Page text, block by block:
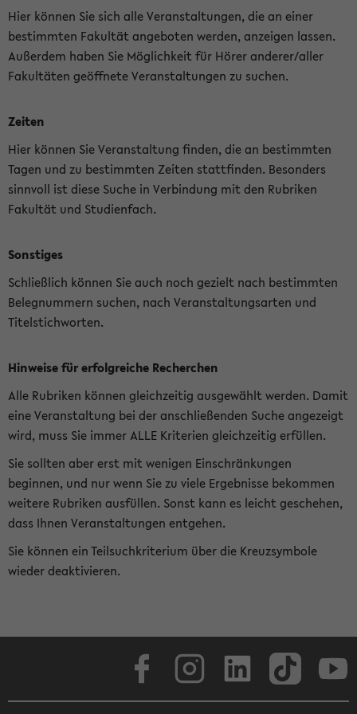
Hier können Sie sich alle Veranstaltungen, die an einer
bestimmten Fakultät angeboten werden, anzeigen lassen.
Außerdem haben Sie Möglichkeit für Hörer anderer/aller
Fakultäten geöffnete Veranstaltungen zu suchen.
Zeiten
Hier können Sie Veranstaltung finden, die an bestimmten
Tagen und zu bestimmten Zeiten stattfinden. Besonders
sinnvoll ist diese Suche in Verbindung mit den Rubriken
Fakultät und Studienfach.
Sonstiges
Schließlich können Sie auch noch gezielt nach bestimmten
Belegnummern suchen, nach Veranstaltungsarten und
Titelstichworten.
Hinweise für erfolgreiche Recherchen
Alle Rubriken können gleichzeitig ausgewählt werden. Damit
eine Veranstaltung bei der anschließenden Suche angezeigt
wird, muss Sie immer ALLE Kriterien gleichzeitig erfüllen.
Sie sollten aber erst mit wenigen Einschränkungen
beginnen, und nur wenn Sie zu viele Ergebnisse bekommen
weitere Rubriken ausfüllen. Sonst kann es leicht geschehen,
dass Ihnen Veranstaltungen entgehen.
Sie können ein Teilsuchkriterium über die Kreuzsymbole
wieder deaktivieren.